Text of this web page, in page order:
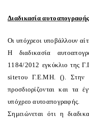
Διαδικασία αυτοαπογραφής
Οι υπόχρεοι υποβάλλουν
Η διαδικασία
1184/2012 εγκύκλιο της
siteτου Γ.Ε.ΜΗ. (). Στην
προσδιορίζονται και τα
υπόχρεο αυτοαπογραφής.
Σημειώνεται ότι η